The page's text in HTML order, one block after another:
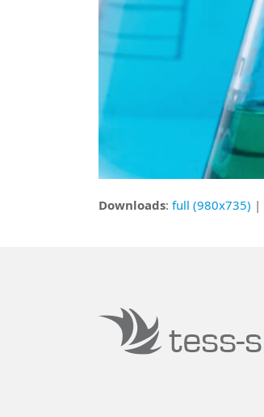
Downloads: full (980x735) |